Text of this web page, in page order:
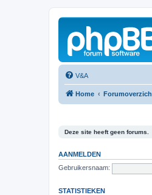
V&A
Home
Deze site heeft geen forums.
AANMELDEN
Gebruikersnaam:
STATISTIEKEN